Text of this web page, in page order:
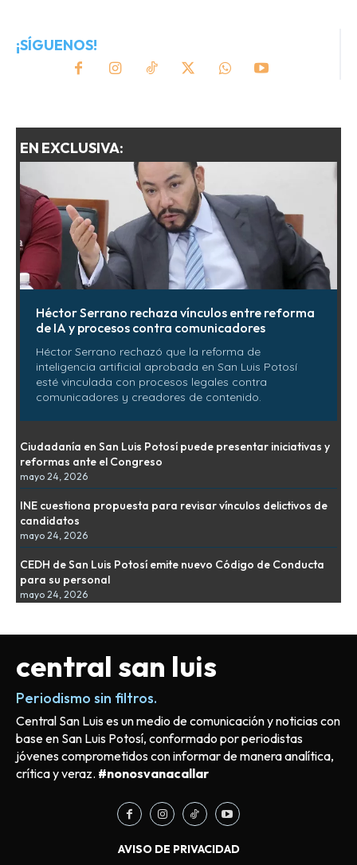
¡SÍGUENOS!
EN EXCLUSIVA:
Héctor Serrano rechaza vínculos entre reforma
de IA y procesos contra comunicadores
Héctor Serrano rechazó que la reforma de
inteligencia artificial aprobada en San Luis Potosí
esté vinculada con procesos legales contra
comunicadores y creadores de contenido.
Ciudadanía en San Luis Potosí puede presentar iniciativas y
reformas ante el Congreso
mayo 24, 2026
INE cuestiona propuesta para revisar vínculos delictivos de
candidatos
mayo 24, 2026
CEDH de San Luis Potosí emite nuevo Código de Conducta
para su personal
mayo 24, 2026
central san luis
Periodismo sin filtros.
Central San Luis es un medio de comunicación y noticias con
base en San Luis Potosí, conformado por periodistas
jóvenes comprometidos con informar de manera analítica,
crítica y veraz. #nonosvanacallar
AVISO DE PRIVACIDAD